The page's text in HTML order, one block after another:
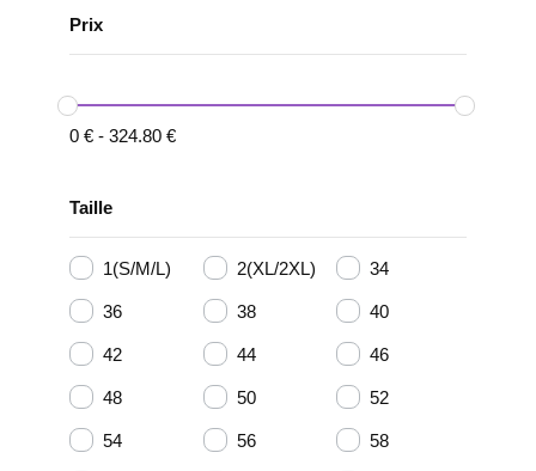
Prix
0 € - 324.80 €
Taille
1(S/M/L) 2(XL/2XL) 34
36 38 40
42 44 46
48 50 52
54 56 58